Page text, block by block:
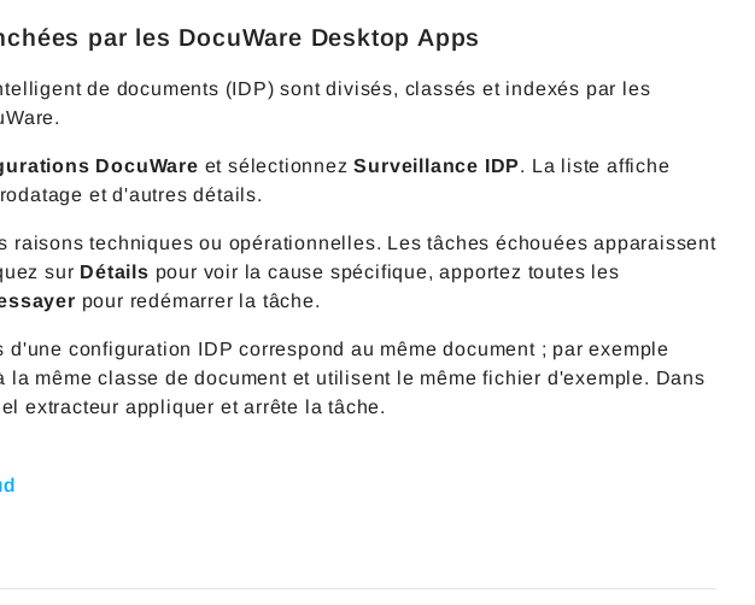
par les DocuWare Desktop Apps
de documents (IDP) sont divisés, classés et indexés par les
DocuWare et sélectionnezSurveillance IDP. La liste affiche
et d'autres détails.
raisons techniques ou opérationnelles. Les tâches échouées apparaissent
sur Détails pour voir la cause spécifique, apportez toutes les
pour redémarrer la tâche.
configuration IDP correspond au même document ; par exemple
même classe de document et utilisent le même fichier d'exemple. Dans
extracteur appliquer et arrête la tâche.